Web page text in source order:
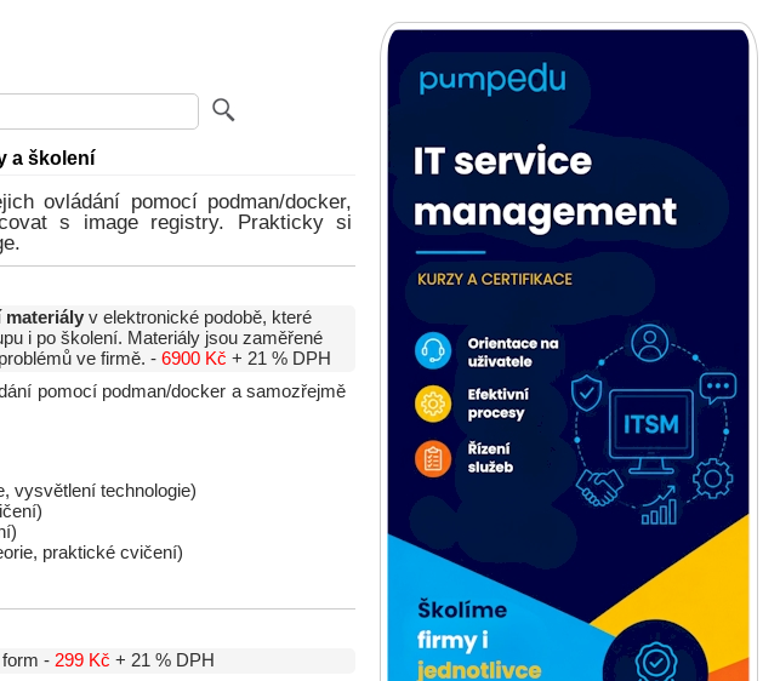
a školení
ovládání pomocí podman/docker,
s image registry. Prakticky si
materiály v elektronické podobě, které
i po školení. Materiály jsou zaměřené
ve firmě. - 6900 Kč + 21 % DPH
pomocí podman/docker a samozřejmě
vysvětlení technologie)
praktické cvičení)
- 299 Kč + 21 % DPH